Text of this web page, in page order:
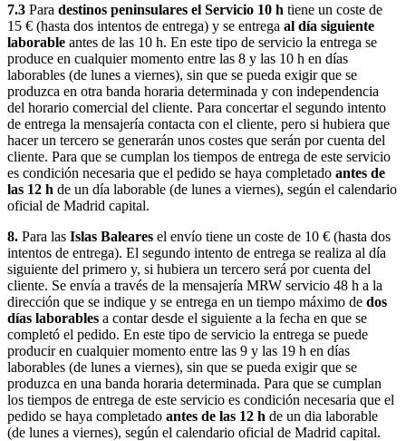
7.3 Para destinos peninsulares el Servicio 10 h tiene un coste de
15 € (hasta dos intentos de entrega) y se entrega al día siguiente
laborable antes de las 10 h. En este tipo de servicio la entrega se
produce en cualquier momento entre las 8 y las 10 h en días
laborables (de lunes a viernes), sin que se pueda exigir que se
produzca en otra banda horaria determinada y con independencia
del horario comercial del cliente. Para concertar el segundo intento
de entrega la mensajería contacta con el cliente, pero si hubiera que
hacer un tercero se generarán unos costes que serán por cuenta del
cliente. Para que se cumplan los tiempos de entrega de este servicio
es condición necesaria que el pedido se haya completado antes de
las 12 h de un día laborable (de lunes a viernes), según el calendario
oficial de Madrid capital.
8. Para las Islas Baleares el envío tiene un coste de 10 € (hasta dos
intentos de entrega). El segundo intento de entrega se realiza al día
siguiente del primero y, si hubiera un tercero será por cuenta del
cliente. Se envía a través de la mensajería MRW servicio 48 h a la
dirección que se indique y se entrega en un tiempo máximo de dos
días laborables a contar desde el siguiente a la fecha en que se
completó el pedido. En este tipo de servicio la entrega se puede
producir en cualquier momento entre las 9 y las 19 h en días
laborables (de lunes a viernes), sin que se pueda exigir que se
produzca en una banda horaria determinada. Para que se cumplan
los tiempos de entrega de este servicio es condición necesaria que el
pedido se haya completado antes de las 12 h de un dia laborable
(de lunes a viernes), según el calendario oficial de Madrid capital.